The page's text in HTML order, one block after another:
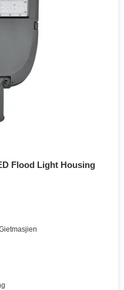
Flood Light Housing